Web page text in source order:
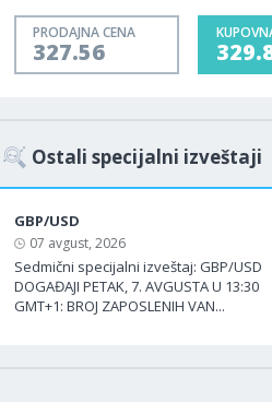
PRODAJNA CENA
327.56
Ostali specijalni izveštaji
GBP/USD
07 avgust, 2026
Sedmični specijalni izveštaj: GBP/USD
DOGAĐAJI PETAK, 7. AVGUSTA U 13:30
GMT+1: BROJ ZAPOSLENIH VAN...